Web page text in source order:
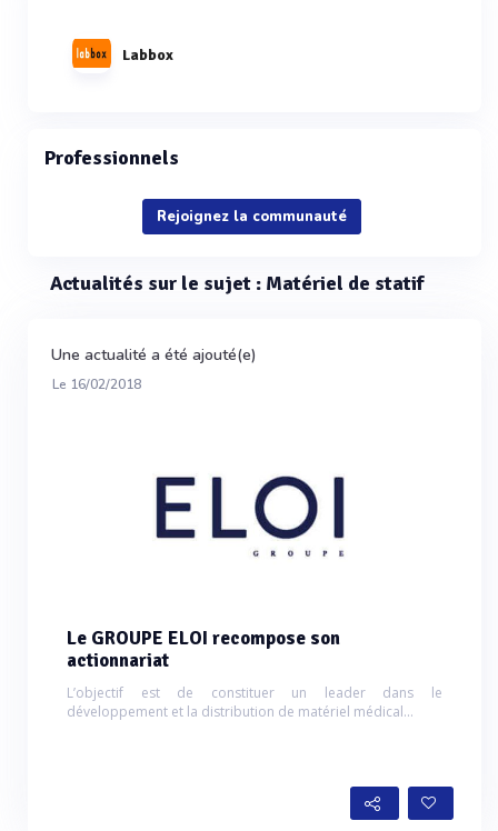
Labbox
Professionnels
Rejoignez la communauté
Actualités sur le sujet : Matériel de statif
Une actualité a été ajouté(e)
Le 16/02/2018
Le GROUPE ELOI recompose son
actionnariat
L’objectif est de constituer un leader dans le
développement et la distribution de matériel médical...